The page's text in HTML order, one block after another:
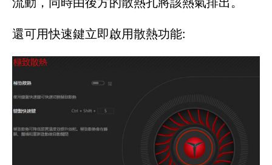
還可用快速鍵立即啟用散熱功能: